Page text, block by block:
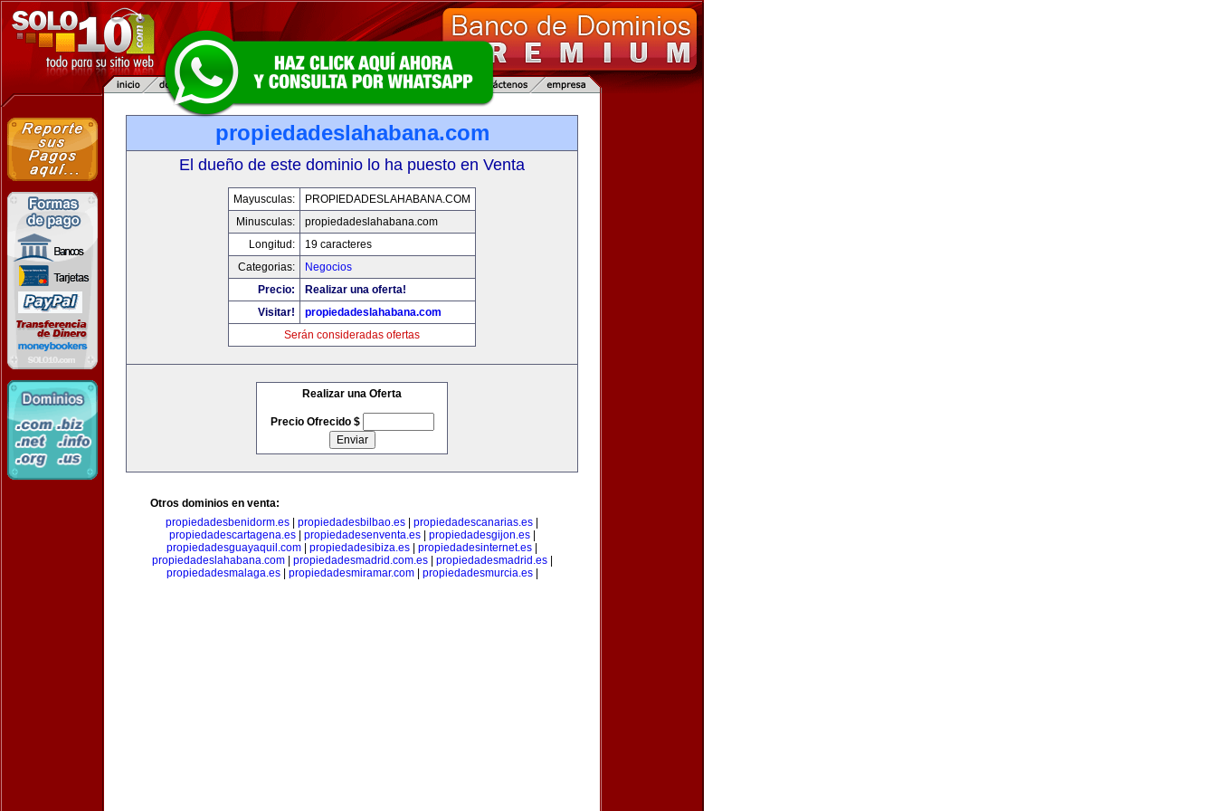
propiedadeslahabana.com
El dueño de este dominio lo ha puesto en Venta
Mayusculas:
PROPIEDADESLAHABANA.COM
Minusculas:
propiedadeslahabana.com
Longitud:
19 caracteres
Categorias:
Negocios
Precio:
Realizar una oferta!
Visitar!
propiedadeslahabana.com
Serán consideradas ofertas
Realizar una Oferta
Precio Ofrecido $
Otros dominios en venta:
propiedadesbenidorm.es
propiedadesbilbao.es propiedadescanarias.es
propiedadescartagena.es| propiedadesenventa.es| propiedadesgijon.es|
propiedadesguayaquil.com
propiedadesibiza.es propiedadesinternet.es
propiedadeslahabana.com| propiedadesmadrid.com.es| propiedadesmadrid.es|
propiedadesmalaga.es| propiedadesmiramar.com| propiedadesmurcia.es|